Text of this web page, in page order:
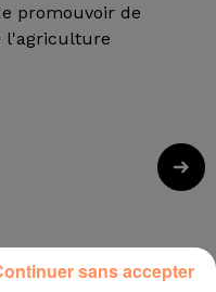
promouvoir de
l'agriculture
sans accepter